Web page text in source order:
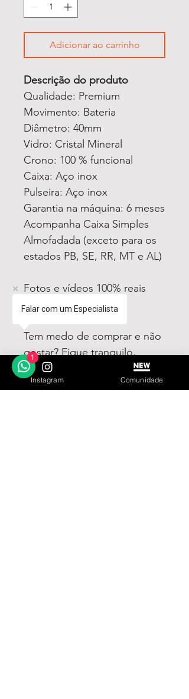
Adicionar ao carrinho
Descrição do produto
Qualidade: Premium
Movimento: Bateria
Diâmetro: 40mm
Vidro: Cristal Mineral
Crono: 100 % funcional
Caixa: Aço inox
Pulseira: Aço inox
Garantia na máquina: 6 meses
Acompanha Caixa Simples
Almofadada (exceto para os
estados PB, SE, RR, MT e AL)
Fotos e vídeos 100% reais
dos modelos a venda
Tem medo de comprar e não
gostar? Fique tranquilo,
garantimos a sua satisfação
ou devolvemos o seu
Instagram Comunidade
Falar com um Especialista
1